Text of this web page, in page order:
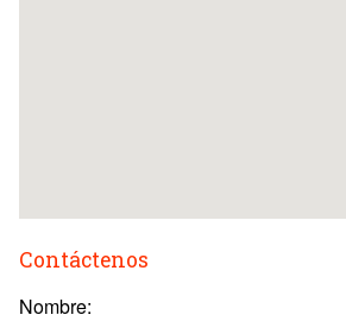
Contáctenos
Nombre: